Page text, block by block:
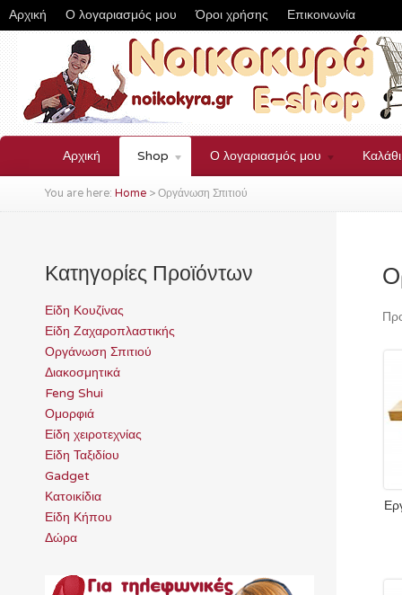
Αρχική Ο λογαριασμός μου Όροι χρήσης Επικοινωνία
Αρχική Shop Ο λογαριασμός μου
You are here: Home > Οργάνωση Σπιτιού
Κατηγορίες Προϊόντων
Είδη Κουζίνας
Είδη Ζαχαροπλαστικής
Οργάνωση Σπιτιού
Διακοσμητικά
Feng Shui
Ομορφιά
Είδη χειροτεχνίας
Είδη Ταξιδίου
Gadget
Κατοικίδια
Είδη Κήπου
Δώρα